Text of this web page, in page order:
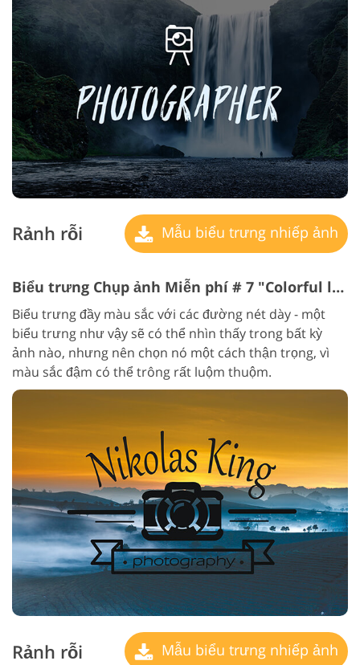
Rảnh rỗi Mẫu biểu trưng nhiếp ảnh
Biểu trưng Chụp ảnh Miễn phí # 7 "Colorful logo"
Biểu trưng đầy màu sắc với các đường nét dày - một
biểu trưng như vậy sẽ có thể nhìn thấy trong bất kỳ
ảnh nào, nhưng nên chọn nó một cách thận trọng, vì
màu sắc đậm có thể trông rất luộm thuộm.
Rảnh rỗi Mẫu biểu trưng nhiếp ảnh